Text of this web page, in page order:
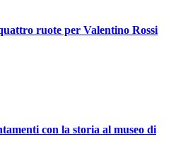
ruote per Valentino Rossi
con la storia al museo di